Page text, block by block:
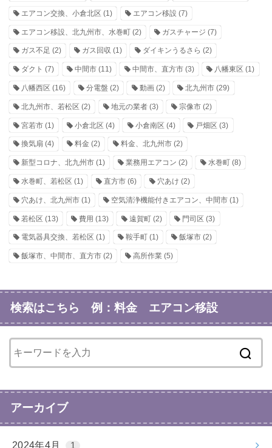
エアコン交換、小倉北区 (1) エアコン移設 (7)
エアコン移設、北九州市、水巻町 (2) ガスチャージ (7)
ガス不足 (2) ガス回収 (1) ダイキンうるさら (2)
ダクト (7) 中間市(11) 中間市、直方市(3) 八幡東区 (1)
八幡西区 (16) 分電盤 (2) 動画(2) 北九州市 (29)
北九州市、若松区 (2) 地元の業者(3) 宗像市(2)
宮若市 (1) 小倉北区 (4) 小倉南区 (4) 戸畑区 (3)
換気扇 (4) 料金 (2) 料金、北九州市(2)
新型コロナ、北九州市 (1) 業務用エアコン (2) 水巻町(8)
水巻町、若松区 (1) 直方市(6) 穴あけ (2)
穴あけ、北九州市 (1) 空気清浄機能付きエアコン、中間市(1)
若松区 (13) 費用 (13) 遠賀町(2) 門司区 (3)
電気器具交換、若松区 (1) 鞍手町(1) 飯塚市(2)
飯塚市、中間市、直方市 (2) 高所作業(5)
検索はこちら 例：料金 エアコン移設
アーカイブ
2024年4月 1